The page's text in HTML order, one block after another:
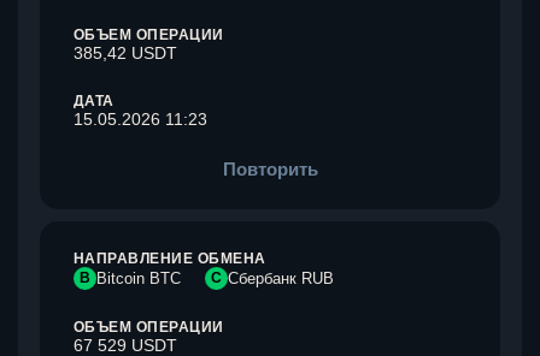
ОБЪЕМ ОПЕРАЦИИ
385,42 USDT
ДАТА
15.05.2026 11:23
Повторить
НАПРАВЛЕНИЕ ОБМЕНА
B Bitcoin BTC С Сбербанк RUB
ОБЪЕМ ОПЕРАЦИИ
67 529 USDT